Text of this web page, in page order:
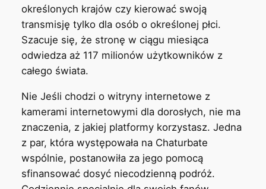
określonych krajów czy kierować swoją
transmisję tylko dla osób o określonej płci.
Szacuje się, że stronę w ciągu miesiąca
odwiedza aż 117 milionów użytkowników z
całego świata.
Nie Jeśli chodzi o witryny internetowe z
kamerami internetowymi dla dorosłych, nie ma
znaczenia, z jakiej platformy korzystasz. Jedna
z par, która występowała na Chaturbate
wspólnie, postanowiła za jego pomocą
sfinansować dosyć niecodzienną podróż.